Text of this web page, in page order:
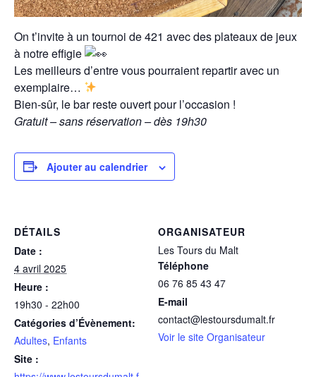
On t’invite à un tournoi de 421 avec des plateaux de jeux
à notre effigie
Les meilleurs d’entre vous pourraient repartir avec un
exemplaire…
Bien-sûr, le bar reste ouvert pour l’occasion !
Gratuit – sans réservation – dès 19h30
Ajouter au calendrier
DÉTAILS
Date :
4 avril 2025
Heure :
19h30 - 22h00
Catégories d’Évènement:
Adultes, Enfants
Site :
ORGANISATEUR
Les Tours du Malt
Téléphone
06 76 85 43 47
E-mail
contact@lestoursdumalt.fr
Voir le site Organisateur